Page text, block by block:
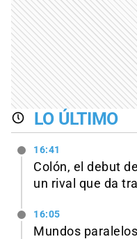
LO ÚLTIMO
16:41
Colón, el debut
un rival que da
16:05
Mundos paralelos